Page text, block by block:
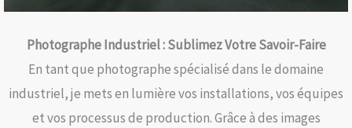
Photographe Industriel : Sublimez Votre Savoir-Faire
En tant que photographe spécialisé dans le domaine
industriel, je mets en lumière vos installations, vos équipes
et vos processus de production. Grâce à des images